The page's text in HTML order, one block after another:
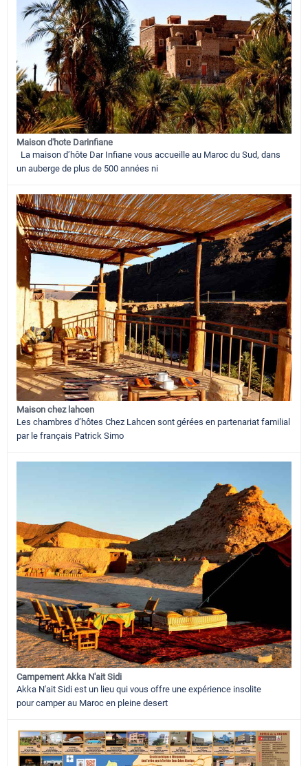
Maison d'hote Darinfiane
La maison d’hôte Dar Infiane vous accueille au Maroc du Sud, dans
un auberge de plus de 500 années ni
Maison chez lahcen
Les chambres d’hôtes Chez Lahcen sont gérées en partenariat familial
par le français Patrick Simo
Campement Akka N'ait Sidi
Akka N'ait Sidi est un lieu qui vous offre une expérience insolite
pour camper au Maroc en pleine desert